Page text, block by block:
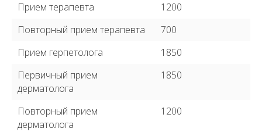
Прием терапевта
1200
Повторный прием терапевта
700
Прием герпетолога
1850
Первичный прием
дерматолога
1850
Повторный прием
дерматолога
1200